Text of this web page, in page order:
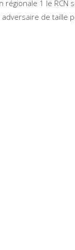
1 le RCN
de taille